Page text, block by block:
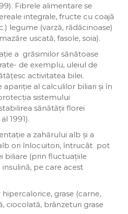
Fibrele alimentare se
integrale, fructe cu coajă
legume (varză, rădăcinoase)
uscată, fasole, soia).
a grăsimilor sănătoase
de exemplu, uleiul de
activitatea bilei.
apariție al calculilor biliari și în
sistemului
sănătății florei
1991).
a zahărului alb și a
ori înlocuitori, întrucât pot
biliare (prin fluctuațiile
pe care acest
grase (carne,
ciocolată, brânzeturi grase